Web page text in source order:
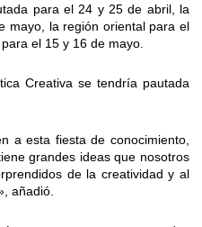
para el 24 y 25 de abril, la
mayo, la región oriental para el
el 15 y 16 de mayo.
Creativa se tendría pautada
a esta fiesta de conocimiento,
grandes ideas que nosotros
de la creatividad y al
añadió.